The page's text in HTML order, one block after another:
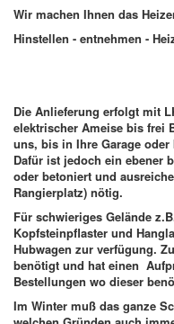
Wir machen Ihnen das
Hinstellen - entnehmen -
Die Anlieferung erfolgt mit
elektrischer Ameise bis frei
uns, bis in Ihre Garage
Dafür ist jedoch ein ebener
oder betoniert und
Rangierplatz) nötig.
Für schwieriges Gelände
Kopfsteinpflaster und
Hubwagen zur verfügung.
benötigt und hat einen
Bestellungen wo dieser
Im Winter muß das ganze